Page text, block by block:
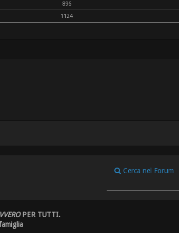
896
1124
Cerca nel Forum
PER TUTTI.